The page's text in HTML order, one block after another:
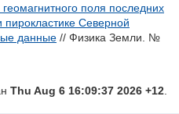
поля последних
пирокластике Северной
данные // Физика Земли. №
Thu Aug 6 16:09:37 2026 +12